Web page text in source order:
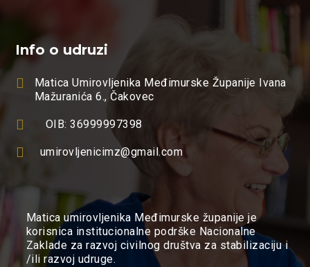
Info o udruzi

Matica Umirovljenika Međimurske Županije Ivana
Mažuranića 6., Čakovec
 OIB: 36999997398
 umirovljenicimz@gmail.com
Matica umirovljenika Međimurske županije je
korisnica institucionalne podrške Nacionalne
Zaklade za razvoj civilnog društva za stabilizaciju i
/ili razvoj udruge.